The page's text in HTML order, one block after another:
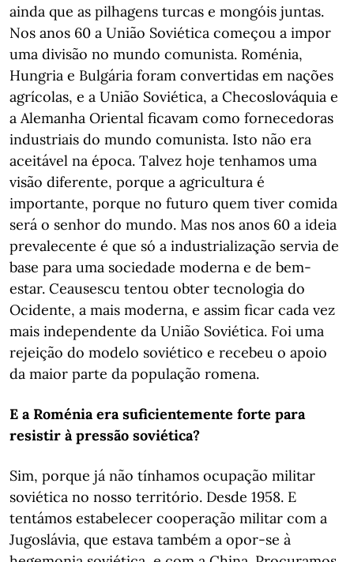
ainda que as pilhagens turcas e mongóis juntas.
Nos anos 60 a União Soviética começou a impor
uma divisão no mundo comunista. Roménia,
Hungria e Bulgária foram convertidas em nações
agrícolas, e a União Soviética, a Checoslováquia e
a Alemanha Oriental ficavam como fornecedoras
industriais do mundo comunista. Isto não era
aceitável na época. Talvez hoje tenhamos uma
visão diferente, porque a agricultura é
importante, porque no futuro quem tiver comida
será o senhor do mundo. Mas nos anos 60 a ideia
prevalecente é que só a industrialização servia de
base para uma sociedade moderna e de bem-
estar. Ceausescu tentou obter tecnologia do
Ocidente, a mais moderna, e assim ficar cada vez
mais independente da União Soviética. Foi uma
rejeição do modelo soviético e recebeu o apoio
da maior parte da população romena.
E a Roménia era suficientemente forte para
resistir à pressão soviética?
Sim, porque já não tínhamos ocupação militar
soviética no nosso território. Desde 1958. E
tentámos estabelecer cooperação militar com a
Jugoslávia, que estava também a opor-se à